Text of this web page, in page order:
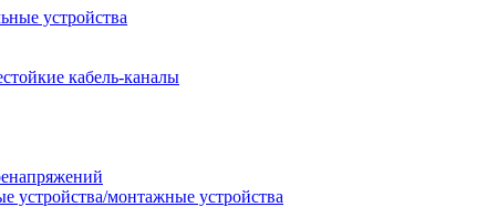
устройства
кабель-каналы
устройства/монтажные устройства